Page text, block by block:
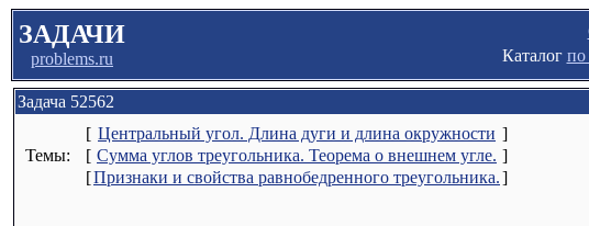
ЗАДАЧИ
problems.ru
Каталог по
Задача 52562
Темы:
[ Центральный угол. Длина дуги и длина окружности ]
[ Сумма углов треугольника. Теорема о внешнем угле. ]
[Признаки и свойства равнобедренного треугольника.]